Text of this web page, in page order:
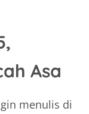
Asa
menulis di